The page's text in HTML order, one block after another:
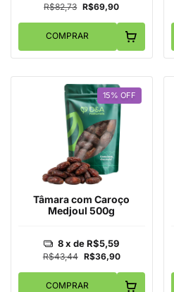
R$82,73 R$69,90
COMPRAR
15% OFF
Tâmara com Caroço
Medjoul 500g
R$43,44 R$36,90
8 x deR$5,59
COMPRAR